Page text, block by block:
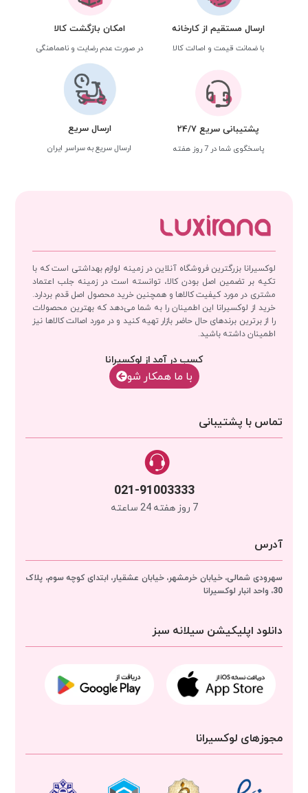
ارسال مستقیم از کارخانه
با ضمانت قیمت و اصالت کالا
امکان بازگشت کالا
در صورت عدم رضایت و ناهماهنگی
پشتیبانی سریع 24/7
پاسخگوی شما در 7 روز هفته
ارسال سریع
ارسال سریع به سراسر ایران
لوکسیرانا بزرگترین فروشگاه آنلاین در زمینه لوازم بهداشتی است که با
تکیه بر تضمین اصل بودن کالا، توانسته است در زمینه جلب اعتماد
مشتری در مورد کیفیت کالاها و همچنین خرید محصول اصل قدم بردارد.
خرید از لوکسیرانا این اطمینان را به شما می‌دهد که بهترین محصولات
را از برترین برندهای حال حاضر بازار تهیه کنید و در مورد اصالت کالاها نیز
اطمینان داشته باشید.
کسب در آمد از لوکسیرانا
با‌‌ ما همکار شو
تماس با پشتیبانی
021-91003333
7 روز هفته 24 ساعته
آدرس
سهرودی شمالی، خیابان خرمشهر، خیابان عشقیار، ابتدای کوچه سوم، پلاک
30، واحد انبار
لوکسیرانا
دانلود اپلیکیشن سیلانه سبز
مجوزهای لوکسیرانا